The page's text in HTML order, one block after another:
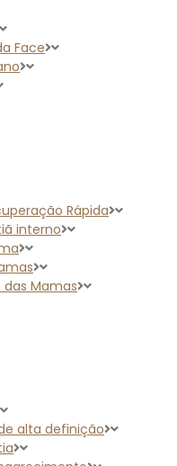
Face
Rápida
interno
Mamas
alta definição